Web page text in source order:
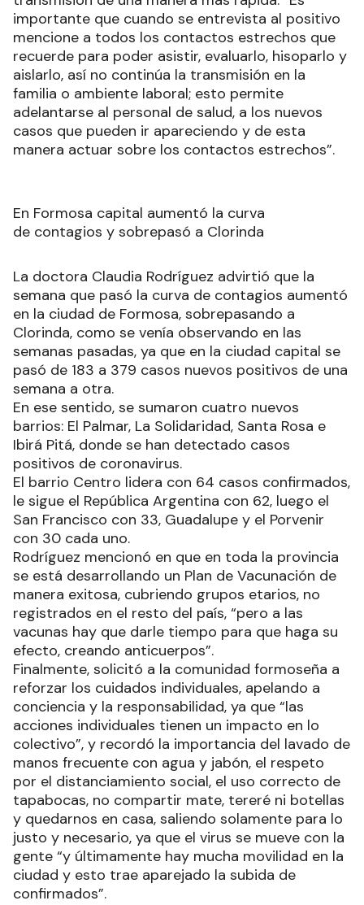
importante que cuando se entrevista al positivo
mencione a todos los contactos estrechos que
recuerde para poder asistir, evaluarlo, hisoparlo y
aislarlo, así no continúa la transmisión en la
familia o ambiente laboral; esto permite
adelantarse al personal de salud, a los nuevos
casos que pueden ir apareciendo y de esta
manera actuar sobre los contactos estrechos”.
En Formosa capital aumentó la curva
de contagios y sobrepasó a Clorinda
La doctora Claudia Rodríguez advirtió que la
semana que pasó la curva de contagios aumentó
en la ciudad de Formosa, sobrepasando a
Clorinda, como se venía observando en las
semanas pasadas, ya que en la ciudad capital se
pasó de 183 a 379 casos nuevos positivos de una
semana a otra.
En ese sentido, se sumaron cuatro nuevos
barrios: El Palmar, La Solidaridad, Santa Rosa e
Ibirá Pitá, donde se han detectado casos
positivos de coronavirus.
El barrio Centro lidera con 64 casos confirmados,
le sigue el República Argentina con 62, luego el
San Francisco con 33, Guadalupe y el Porvenir
con 30 cada uno.
Rodríguez mencionó en que en toda la provincia
se está desarrollando un Plan de Vacunación de
manera exitosa, cubriendo grupos etarios, no
registrados en el resto del país, “pero a las
vacunas hay que darle tiempo para que haga su
efecto, creando anticuerpos”.
Finalmente, solicitó a la comunidad formoseña a
reforzar los cuidados individuales, apelando a
conciencia y la responsabilidad, ya que “las
acciones individuales tienen un impacto en lo
colectivo”, y recordó la importancia del lavado de
manos frecuente con agua y jabón, el respeto
por el distanciamiento social, el uso correcto de
tapabocas, no compartir mate, tereré ni botellas
y quedarnos en casa, saliendo solamente para lo
justo y necesario, ya que el virus se mueve con la
gente “y últimamente hay mucha movilidad en la
ciudad y esto trae aparejado la subida de
confirmados”.